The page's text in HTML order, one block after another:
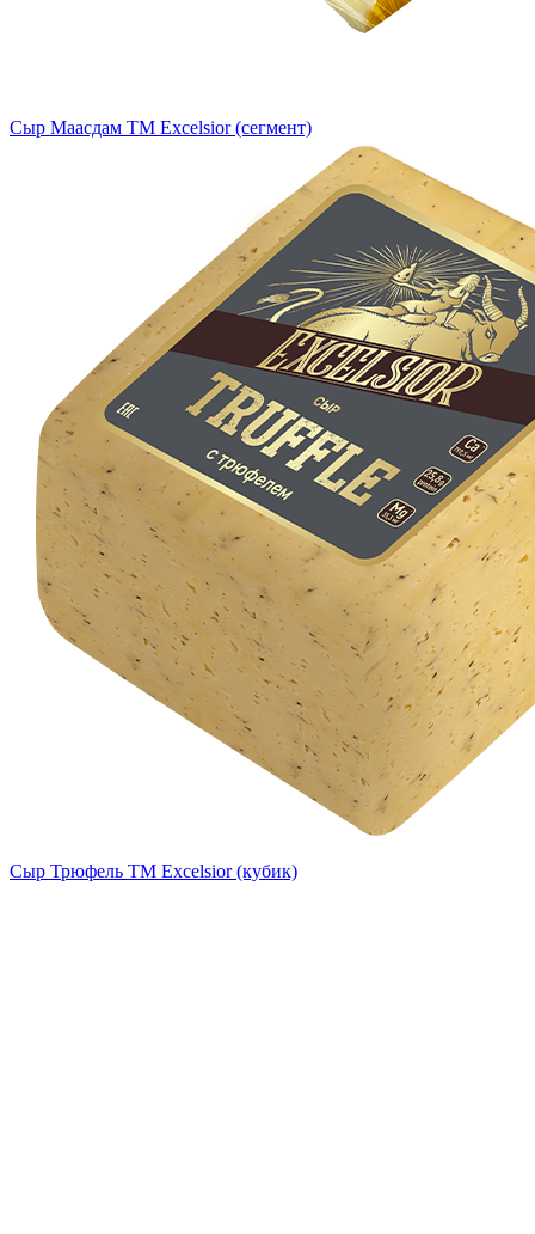
Сыр Маасдам ТМ Excelsior (сегмент)
Сыр Трюфель ТМ Excelsior (кубик)